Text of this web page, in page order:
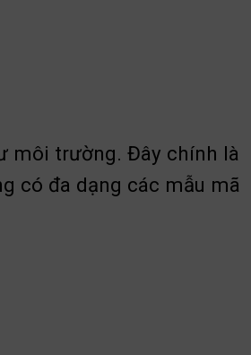
môi trường. Đây chính là
có đa dạng các mẫu mã